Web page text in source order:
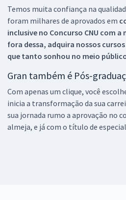
Temos muita confiança na
foram milhares de aprovados em
inclusive no Concurso CNU com a
fora dessa, adquira nossos
que tanto sonhou no meio
Gran também é Pós-
Com apenas um clique, você
inicia a transformação da sua
sua jornada rumo a aprovação no
almeja, e já com o título de